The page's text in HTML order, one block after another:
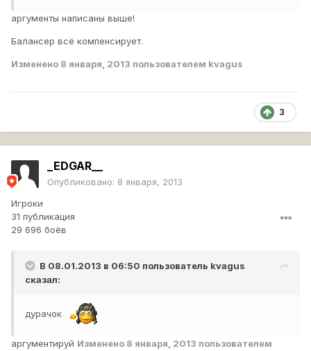
аргументы написаны выше!
Балансер всё компенсирует.
Изменено 8 января, 2013 пользователем kvagus
3
_EDGAR__
Опубликовано: 8 января, 2013
Игроки
31 публикация
29 696 боёв
В 08.01.2013 в 06:50 пользователь kvagus
сказал:
дурачок
аргументируй Изменено 8 января, 2013 пользователем